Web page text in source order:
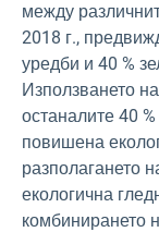
между
2018 г.,
уредби и 40 %
Използването
останалите 40
повишена
разполагането
екологична
комбинирането